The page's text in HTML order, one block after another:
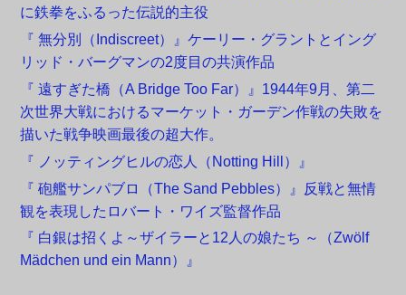
に鉄拳をふるった伝説的主役
『 無分別（Indiscreet）』ケーリー・グラントとイング
リッド・バーグマンの2度目の共演作品
『 遠すぎた橋（A Bridge Too Far）』1944年9月、第二
次世界大戦におけるマーケット・ガーデン作戦の失敗を
描いた戦争映画最後の超大作。
『 ノッティングヒルの恋人（Notting Hill）』
『 砲艦サンパブロ（The Sand Pebbles）』反戦と無情
観を表現したロバート・ワイズ監督作品
『 白銀は招くよ～ザイラーと12人の娘たち ～（Zwölf
Mädchen und ein Mann）』